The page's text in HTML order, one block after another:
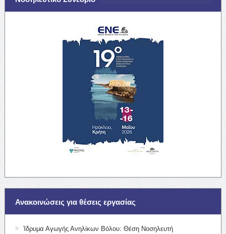
Ανακοινώσεις για θέσεις εργασίας
Ίδρυμα Αγωγής Ανηλίκων Βόλου: Θέση Νοσηλευτή